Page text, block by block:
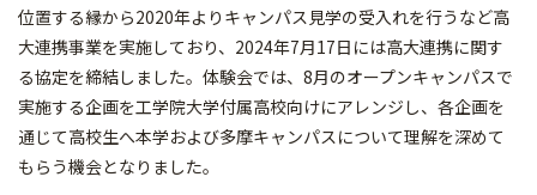
位置する縁から2020年よりキャンパス見学の受入れを行うなど高
大連携事業を実施しており、2024年7月17日には高大連携に関す
る協定を締結しました。体験会では、8月のオープンキャンパスで
実施する企画を工学院大学付属高校向けにアレンジし、各企画を
通じて高校生へ本学および多摩キャンパスについて理解を深めて
もらう機会となりました。